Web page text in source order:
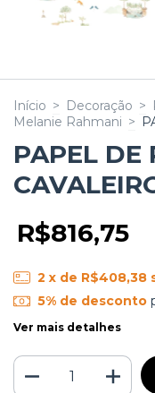
Início > Decoração >
Melanie Rahmani >
PAPEL DE
R$816,75
2 x de R$408,38
5% de desconto
Ver mais detalhes